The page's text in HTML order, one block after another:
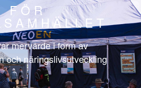
FÖR
mervärde i form av
och näringslivsutveckling